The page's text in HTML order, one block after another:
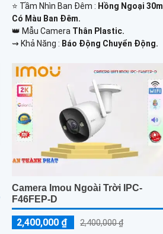
⭐ Tầm Nhìn Ban Đêm : Hồng Ngoại 30m
Có Màu Ban Đêm.
👑 Mẫu Camera Thân Plastic.
️⇝ Khả Năng : Báo Động Chuyển Động.
Camera Imou Ngoài Trời IPC-
F46FEP-D
2,400,000 ₫ 2,400,000 ₫